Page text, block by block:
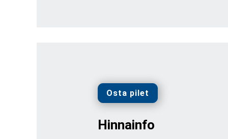
Osta pilet
Hinnainfo